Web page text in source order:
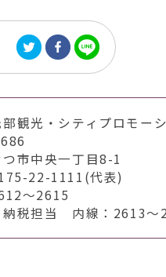
観光・シティプロモー
市中央一丁目8-1
22-1111(代表)
～2615
納税担当 内線：2613～